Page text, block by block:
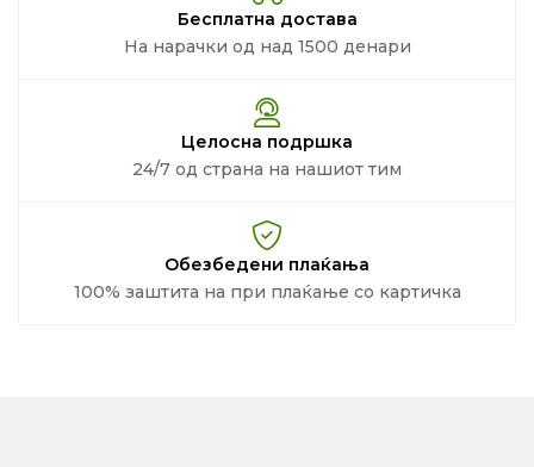
Бесплатна достава
На нарачки од над 1500 денари
Целосна подршка
24/7 од страна на нашиот тим
Обезбедени плаќања
100% заштита на при плаќање со картичка